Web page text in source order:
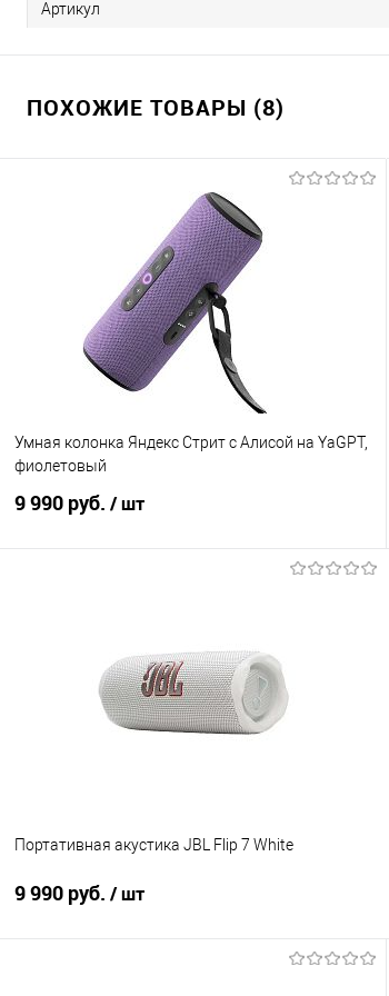
Артикул
ПОХОЖИЕ ТОВАРЫ (8)
Умная колонка Яндекс Стрит с Алисой на YaGPT,
фиолетовый
9 990 руб. / шт
Купить в 1 клик
Сравнение
В избранное
В наличии
Портативная акустика JBL Flip 7 White
9 990 руб. / шт